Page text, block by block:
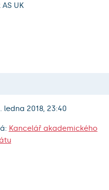
UK
ledna 2018, 23:40
Kancelář akademického